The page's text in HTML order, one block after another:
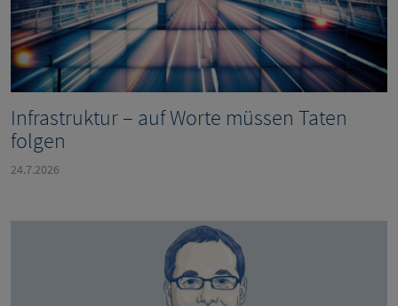
Infrastruktur – auf Worte müssen Taten
folgen
24.7.2026